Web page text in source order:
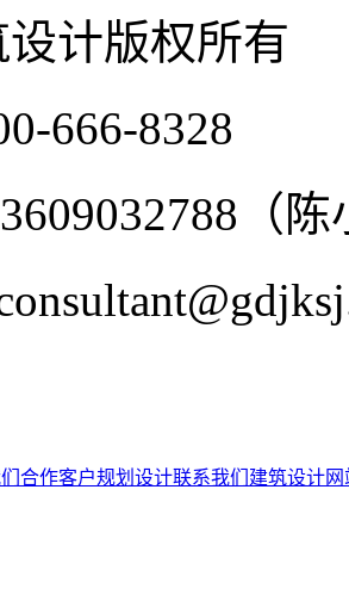
计版权所有
666-8328
（陈
合作客户规划设计联系我们 建筑设计